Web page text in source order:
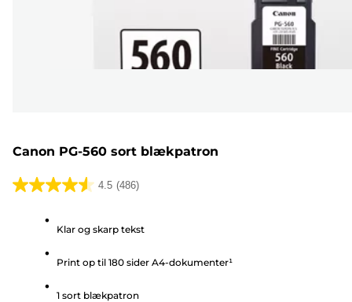
Canon PG-560 sort blækpatron
4.5 (486)
4.5
stjerner.
Klar og skarp tekst
Print op til 180 sider A4-dokumenter¹
1 sort blækpatron